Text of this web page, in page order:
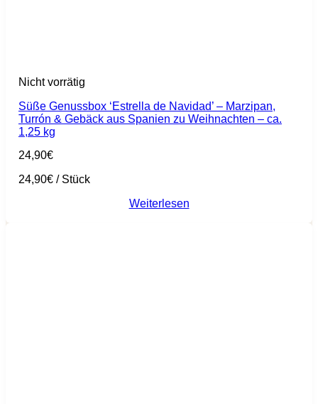
Nicht vorrätig
Süße Genussbox ‘Estrella de Navidad’ – Marzipan,
Turrón & Gebäck aus Spanien zu Weihnachten – ca.
1,25 kg
24,90€
24,90€ / Stück
Weiterlesen